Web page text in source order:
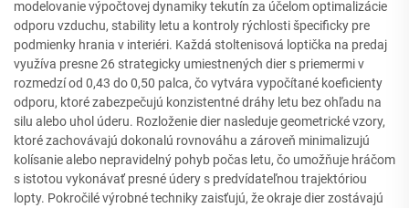
modelovanie výpočtovej dynamiky tekutín za účelom optimalizácie
odporu vzduchu, stability letu a kontroly rýchlosti špecificky pre
podmienky hrania v interiéri. Každá stoltenisová loptička na predaj
využíva presne 26 strategicky umiestnených dier s priemermi v
rozmedzí od 0,43 do 0,50 palca, čo vytvára vypočítané koeficienty
odporu, ktoré zabezpečujú konzistentné dráhy letu bez ohľadu na
silu alebo uhol úderu. Rozloženie dier nasleduje geometrické vzory,
ktoré zachovávajú dokonalú rovnováhu a zároveň minimalizujú
kolísanie alebo nepravidelný pohyb počas letu, čo umožňuje hráčom
s istotou vykonávať presné údery s predvídateľnou trajektóriou
lopty. Pokročilé výrobné techniky zaisťujú, že okraje dier zostávajú